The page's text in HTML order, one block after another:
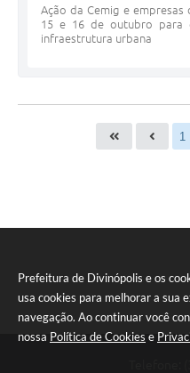
Prefeitura de Divinópolis e os
usa cookies para melhorar a sua
navegação. Ao continuar você
nossa Política de Cookies e
Ação da Cemig e
15 e 16 de outubro para
infraestrutura urbana